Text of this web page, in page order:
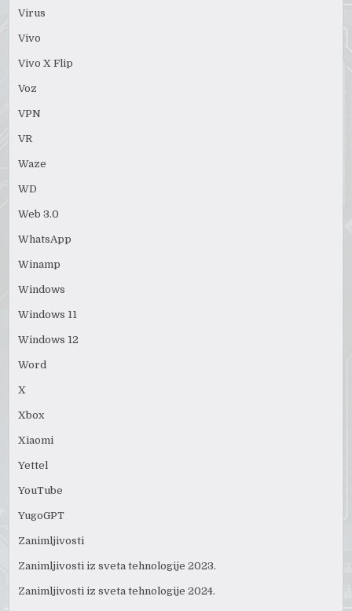
Virus
Vivo
Vivo X Flip
Voz
VPN
VR
Waze
WD
Web 3.0
WhatsApp
Winamp
Windows
Windows 11
Windows 12
Word
X
Xbox
Xiaomi
Yettel
YouTube
YugoGPT
Zanimljivosti
Zanimljivosti iz sveta tehnologije 2023.
Zanimljivosti iz sveta tehnologije 2024.